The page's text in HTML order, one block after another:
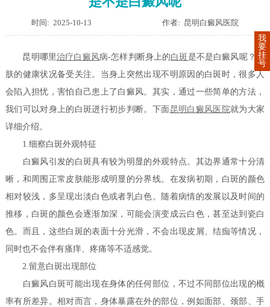
时间: 2025-10-13 作者: 昆明白癜风医院
昆明哪里治疗白癜风病-怎样判断身上的白斑是不是白癜风呢？皮
肤的健康状况备受关注。当身上突然出现不明原因的白斑时，很多人
会陷入担忧，害怕自己患上了白癜风。其实，通过一些简单的方法，
我们可以对身上的白斑进行初步判断。下面 昆明白癜风医院就为大家
详细介绍。
1.细察白斑外观特征
白癜风引发的白斑具有较为明显的外观特点。其边界通常十分清
晰，和周围正常皮肤能形成明显的分界线。在发病初期，白斑的颜色
相对较浅，多呈现出淡白色或者乳白色。随着病情的发展以及时间的
推移，白斑的颜色会逐渐加深，可能会演变成云白色，甚至达到瓷白
色。而且，这些白斑的表面十分光滑，不会出现皮屑、结痂等情况，
同时也不会伴有瘙痒、疼痛等不适感觉。
2.留意白斑出现部位
白癜风白斑可能出现在身体的任何部位，不过不同部位出现的概
率有所差异。相对而言，身体暴露在外的部位，例如面部、颈部、手
我
要
挂
号